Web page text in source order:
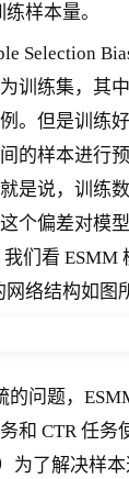
样本量。
Selection
训练集，其
。但是训练
的样本进行
是说，训练
个偏差对模
们看 ESMM
络结构如图
的问题，
和 CTR 任务
为了解决样